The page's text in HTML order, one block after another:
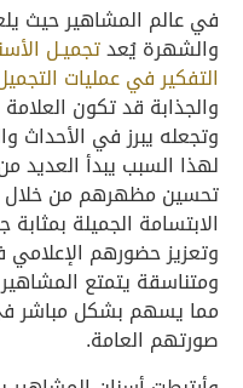
في عالم المشاهير حيث
والشهرة يُعدتجميـل
التفكير في عمليات
والجذابة قد تكون
وتجعله يبرز في الأحداث
لهذا السبب يبدأ العديد
تحسين مظهرهم من خلال
الابتسامة الجميلة
وتعزيز حضورهم الإعلامي
ومتناسقة يتمتع
مما يسهم بشكل مباشر
صورتهم العامة.